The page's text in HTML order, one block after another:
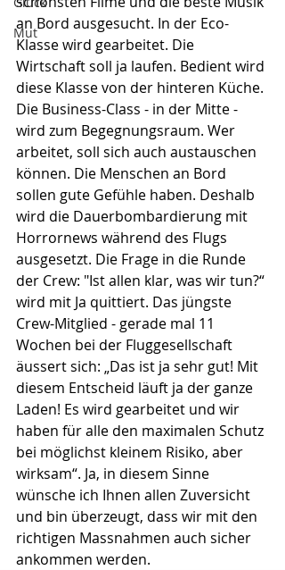
Mut
an Bord ausgesucht. In der Eco-
Klasse wird gearbeitet. Die
Wirtschaft soll ja laufen. Bedient wird
diese Klasse von der hinteren Küche.
Die Business-Class - in der Mitte -
wird zum Begegnungsraum. Wer
arbeitet, soll sich auch austauschen
können. Die Menschen an Bord
sollen gute Gefühle haben. Deshalb
wird die Dauerbombardierung mit
Horrornews während des Flugs
ausgesetzt. Die Frage in die Runde
der Crew: "Ist allen klar, was wir tun?“
wird mit Ja quittiert. Das jüngste
Crew-Mitglied - gerade mal 11
Wochen bei der Fluggesellschaft
äussert sich: „Das ist ja sehr gut! Mit
diesem Entscheid läuft ja der ganze
Laden! Es wird gearbeitet und wir
haben für alle den maximalen Schutz
bei möglichst kleinem Risiko, aber
wirksam“. Ja, in diesem Sinne
wünsche ich Ihnen allen Zuversicht
und bin überzeugt, dass wir mit den
richtigen Massnahmen auch sicher
ankommen werden.